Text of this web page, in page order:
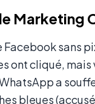
Marketing
sans
cliqué, mais
a
bleues